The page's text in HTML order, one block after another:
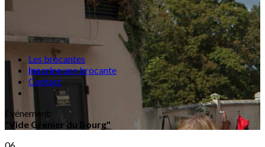
Les brocantes
Inscrireune brocante
Contact
Événement
"Vide Grenier du Bourg"